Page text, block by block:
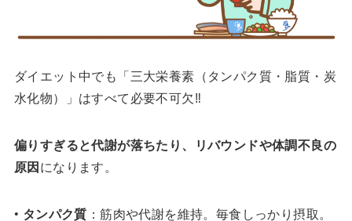
ダイエット中でも「三大栄養素（タンパク質・脂質・炭
水化物）」はすべて必要不可欠‼️
偏りすぎると代謝が落ちたり、リバウンドや体調不良の
原因になります。
• タンパク質 ：筋肉や代謝を維持。毎食しっかり摂取。